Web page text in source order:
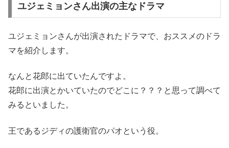
ユジェミョンさん出演の主なドラマ
ユジェミョンさんが出演されたドラマで、おススメのドラ
マを紹介します。
なんと花郎に出ていたんですよ。
花郎に出演とかいていたのでどこに？？？と思って調べて
みるといました。
王であるジディの護衛官のパオという役。